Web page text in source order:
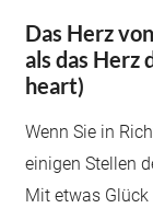
Das Herz
als das Herz
heart)
Wenn Sie in
einigen Stellen
Mit etwas Glück